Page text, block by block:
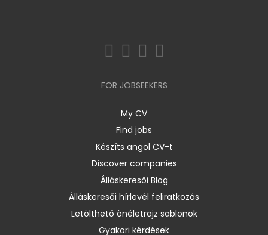
FOR JOBSEEKERS
My CV
Find jobs
Készíts angol CV-t
Discover companies
Álláskeresői Blog
Álláskeresői hírlevél feliratkozás
Letölthető önéletrajz sablonok
Gyakori kérdések